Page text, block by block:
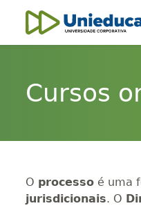
Skip main navigation
Skip to main content
Unieducar
Cursos
O processo é uma
jurisdicionais. O